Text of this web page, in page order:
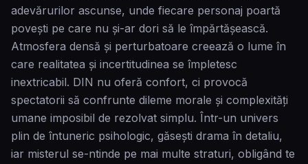
adevărurilor ascunse, unde fiecare personaj poartă
povești pe care nu și-ar dori să le împărtășească.
Atmosfera densă și perturbatoare creează o lume în
care realitatea și incertitudinea se împletesc
inextricabil. DIN nu oferă confort, ci provocă
spectatorii să confrunte dileme morale și complexități
umane imposibil de rezolvat simplu. Într-un univers
plin de întuneric psihologic, găsești drama în detaliu,
iar misterul se-ntinde pe mai multe straturi, obligând te